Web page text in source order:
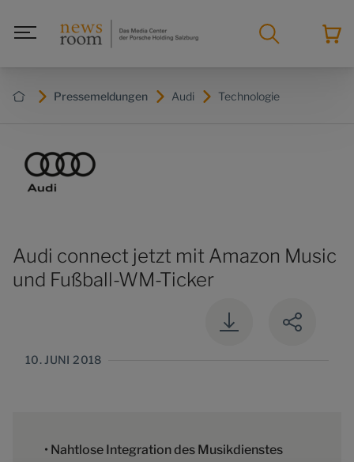
Pressemeldungen Audi Technologie
Audi connect jetzt mit Amazon Music
und Fußball-WM-Ticker
10. JUNI 2018
• Nahtlose Integration des Musikdienstes